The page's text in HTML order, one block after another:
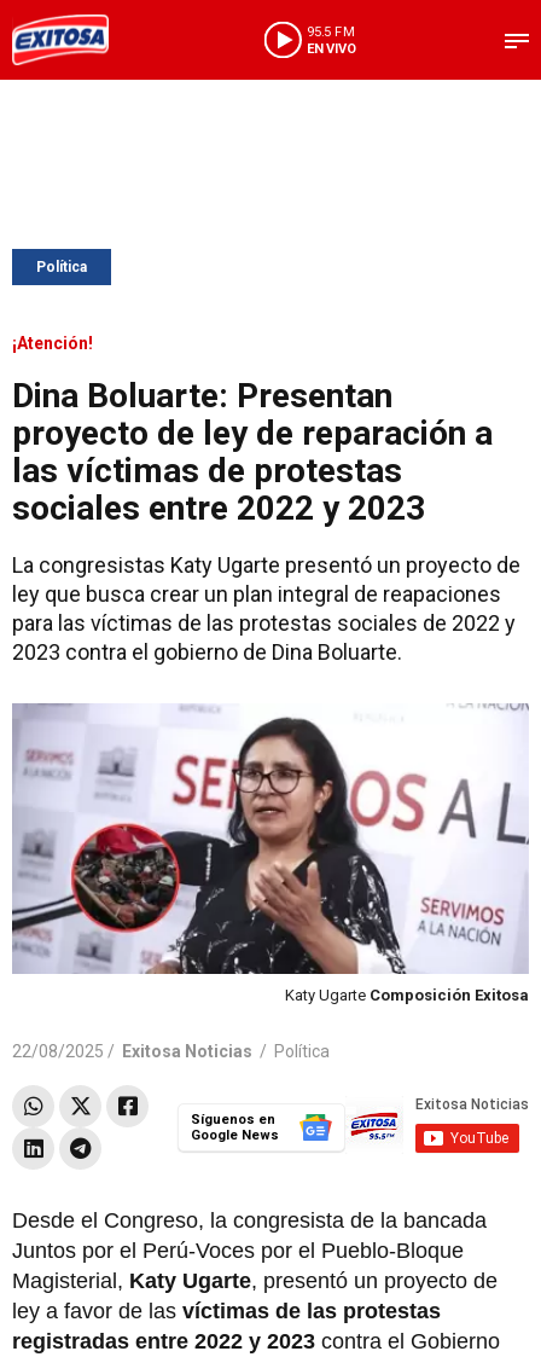
95.5 FM
EN VIVO
Política
¡Atención!
Dina Boluarte: Presentan
proyecto de ley de reparación a
las víctimas de protestas
sociales entre 2022 y 2023
La congresistas Katy Ugarte presentó un proyecto de
ley que busca crear un plan integral de reapaciones
para las víctimas de las protestas sociales de 2022 y
2023 contra el gobierno de Dina Boluarte.
Katy Ugarte Composición Exitosa
22/08/2025 / Exitosa Noticias / Política
Síguenos en
Google News
Desde el Congreso, la congresista de la bancada
Juntos por el Perú-Voces por el Pueblo-Bloque
Magisterial, Katy Ugarte, presentó un proyecto de
ley a favor de las víctimas de las protestas
registradas entre 2022 y 2023 contra el Gobierno